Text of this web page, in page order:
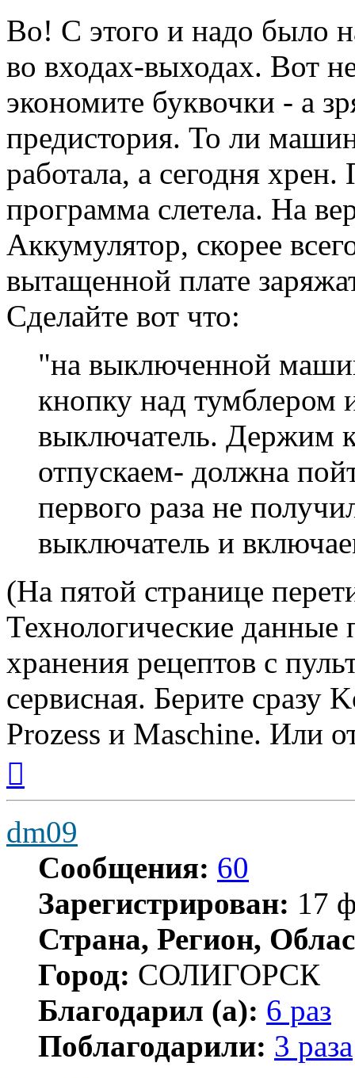
Во! С этого и надо было
во входах-выходах. Вот
экономите буквочки - а
предистория. То ли
работала, а сегодня
программа слетела. На
Аккумулятор, скорее
вытащенной плате
Сделайте вот что:
"на выключенной
кнопку над тумблером
выключатель. Держим
отпускаем- должна
первого раза не
выключатель и
(На пятой странице
Технологические
хранения рецептов с
сервисная. Берите сразу
Prozess и Maschine. Или
началу
dm09
Сообщения: 60
Зарегистрирован: 17
Страна, Регион,
Город: СОЛИГОРСК
Благодарил (а): 6 раз
Поблагодарили: 3 раза